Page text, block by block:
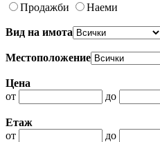
Продажби Наеми
Вид на имота
Местоположение
Цена
от
до
Етаж
от
до